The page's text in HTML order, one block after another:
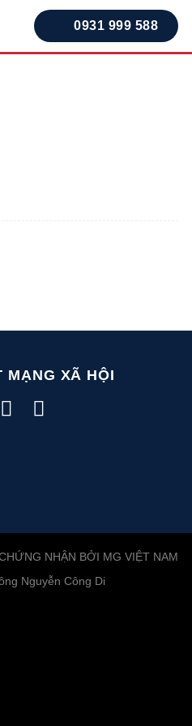
0931 999 588
MẠNG XÃ HỘI
NHẬN BỞI MG VIỆT NAM
Nguyễn Công Di